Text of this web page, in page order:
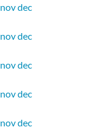
novdec
novdec
novdec
novdec
novdec